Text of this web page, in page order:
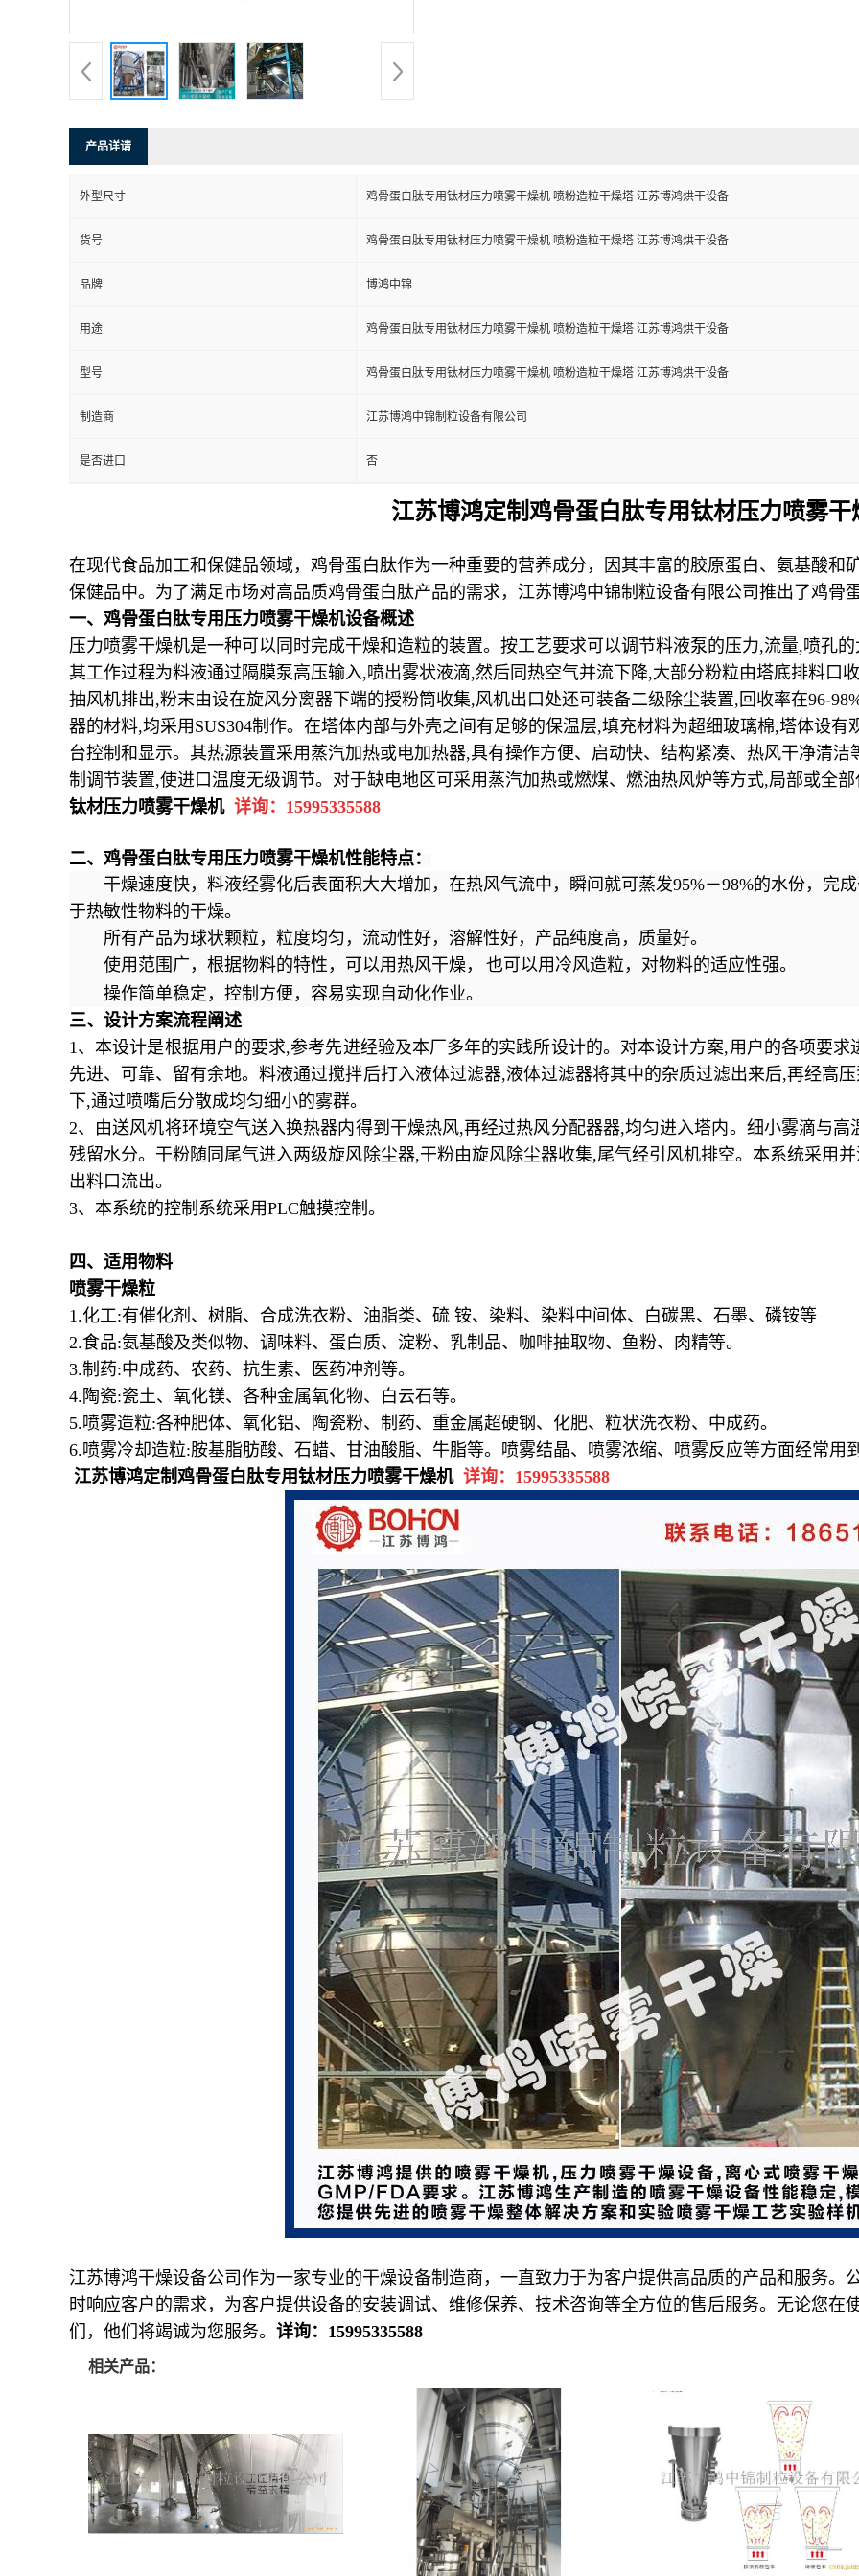
产品详请
外型尺寸 鸡骨蛋白肽专用钛材压力喷雾干燥机 喷粉造粒干燥塔 江苏博鸿烘干设备
货号 鸡骨蛋白肽专用钛材压力喷雾干燥机 喷粉造粒干燥塔 江苏博鸿烘干设备
品牌 博鸿中锦
用途 鸡骨蛋白肽专用钛材压力喷雾干燥机 喷粉造粒干燥塔 江苏博鸿烘干设备
型号 鸡骨蛋白肽专用钛材压力喷雾干燥机 喷粉造粒干燥塔 江苏博鸿烘干设备
制造商 江苏博鸿中锦制粒设备有限公司
是否进口 否
江苏博鸿定制鸡骨蛋白肽专用钛材压力喷雾干
在现代食品加工和保健品领域，鸡骨蛋白肽作为一种重要的营养成分，因其丰富的胶原蛋白、氨基酸和
保健品中。为了满足市场对高品质鸡骨蛋白肽产品的需求，江苏博鸿中锦制粒设备有限公司推出了鸡骨
一、 鸡骨蛋白肽专用 压力喷雾干燥机设备概述
压力喷雾干燥机是一种可以同时完成干燥和造粒的装置。按工艺要求可以调节料液泵的压力,流量,喷孔
其工作过程为料液通过隔膜泵高压输入,喷出雾状液滴,然后同热空气并流下降,大部分粉粒由塔底排料口
抽风机排出,粉末由设在旋风分离器下端的授粉筒收集,风机出口处还可装备二级除尘装置, 回收率在96-
器的材料,均采用 SUS304制作。在塔体内部与外壳之间有足够的保温层,填充材料为超细玻璃棉,塔体设有
台控制和显示。其热源装置采用蒸汽加热或电加热器,具有操作方便、启动快、结构紧凑、热风干净清
制调节装置,使进口温度无级调节。对于缺电地区可采用蒸汽加热或燃煤、燃油热风炉等方式,局部或全
钛材压力喷雾干燥机 详询： 15995335588
二、 鸡骨蛋白肽专用 压力喷雾干燥机性能特点：
干燥速度快，料液经雾化后表面积大大增加，在热风气流中，瞬间就可蒸发95%－98%的水份，完
于热敏性物料的干燥。
所有产品为球状颗粒，粒度均匀，流动性好，溶解性好，产品纯度高，质量好。
使用范围广，根据物料的特性，可以用热风干燥，
也可以用冷风造粒，对物料的适应性强。
操作简单稳定，控制方便，容易实现自动化作业。
三、 设计方案流程阐述
1、本设计是根据用户的要求,参考先进经验及本厂多年的实践所设计的。对本设计方案, 用户的各项要求
先进、可靠、留有余地。料液通过搅拌后打入液体过滤器,液体过滤器将其中的杂质过滤出来后,再经高
下,通过喷嘴后分散成均匀细小的雾群。
2、由送风机将环境空气送入换热器内得到干燥热风,再经过热风分配器器,均匀进入塔内。细小雾滴与高
残留水分。干粉随同尾气进入两级旋风除尘器,干粉由旋风除尘器收集,尾气经引风机排空。本系统采用
出料口流出。
3、本系统的控制系统采用PLC触摸控制。
四、 适用物料
喷雾干燥粒
1.化工:有催化剂、树脂、合成洗衣粉、油脂类、硫 铵、染料、染料中间体、白碳黑、石墨、磷铵等
2.食品:氨基酸及类似物、调味料、蛋白质、淀粉、乳制品、咖啡抽取物、鱼粉、肉精等。
3.制药:中成药、农药、抗生素、医药冲剂等。
4.陶瓷:瓷土、氧化镁、各种金属氧化物、白云石等。
5.喷雾造粒:各种肥体、氧化铝、陶瓷粉、制药、重金属超硬钢、化肥、粒状洗衣粉、中成药。
6.喷雾冷却造粒:胺基脂肪酸、石蜡、甘油酸脂、牛脂等。喷雾结晶、喷雾浓缩、喷雾反应等方面经常用
江苏博鸿定制鸡骨蛋白肽专用钛材压力喷雾干燥机 详询： 15995335588
江苏博鸿干燥设备公司作为一家专业的干燥设备制造商，一直致力于为客户提供高品质的产品和服务。
时响应客户的需求，为客户提供设备的安装调试、维修保养、技术咨询等全方位的售后服务。无论您在
们，他们将竭诚为您服务。 详询： 15995335588
相关产品：